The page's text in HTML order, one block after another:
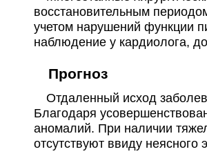
восстановительным
учетом нарушений функции
наблюдение у кардиолога,
Прогноз
Отдаленный исход
Благодаря
аномалий. При наличии
отсутствуют ввиду неясного